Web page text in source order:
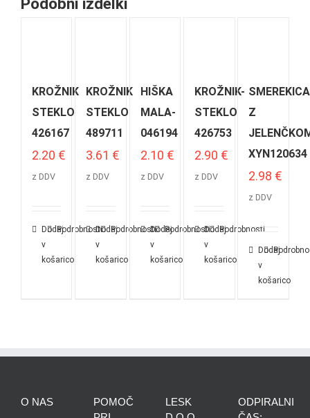
KROŽNIK
STEKLO
426167
2.20 €
z DDV
Dodaj
v
košarico
Podrobnosti
KROŽNIK
STEKLO
489711
3.61 €
z DDV
Dodaj
v
košarico
Podrobnosti
HIŠKA
MALA-
046194
2.10 €
z DDV
Dodaj
v
košarico
Podrobnosti
KROŽNIK-
STEKLO
426753
2.90 €
z DDV
Dodaj
v
košarico
Podrobnosti
SMEREKICA
Z
XYN120634
2.98 €
z DDV
Dodaj
v
košarico
O NAS
POMOČ
LESK
ODPIRALNI